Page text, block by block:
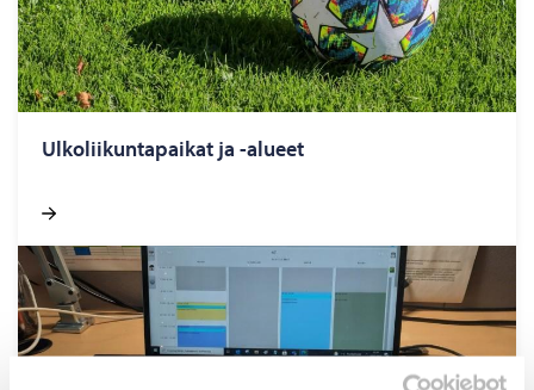
Ul­ko­lii­kun­ta­pai­kat ja -​alueet